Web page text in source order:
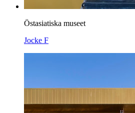
Östasiatiska museet
Jocke F